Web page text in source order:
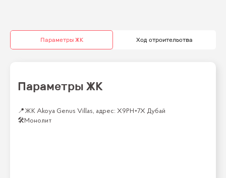
Параметры ЖК Ход строительства
Параметры ЖК
📍 ЖК Akoya Genus Villas, адрес: X9PH+7X Дубай
🛠Монолит